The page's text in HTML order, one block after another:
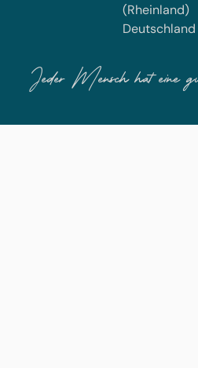
(Rheinland)
Deutschland
Jeder Mensch hat eine